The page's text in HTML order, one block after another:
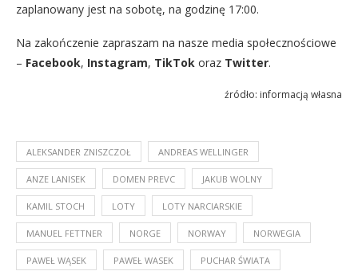
zaplanowany jest na sobotę, na godzinę 17:00.
Na zakończenie zapraszam na nasze media społecznościowe
– Facebook, Instagram, TikTok oraz Twitter.
źródło: informacją własna
ALEKSANDER ZNISZCZOŁ ANDREAS WELLINGER
ANZE LANISEK DOMEN PREVC JAKUB WOLNY
KAMIL STOCH LOTY LOTY NARCIARSKIE
MANUEL FETTNER NORGE NORWAY NORWEGIA
PAWEŁ WĄSEK PAWEŁ WASEK PUCHAR ŚWIATA